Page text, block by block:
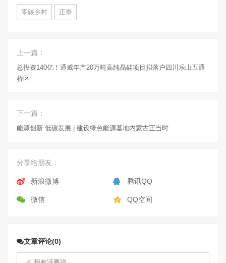
零碳乡村 正泰
上一篇：
总投资140亿！通威年产20万吨高纯晶硅项目拟落户四川乐山五通
桥区
下一篇：
能源创新 低碳发展 | 建设绿色能源基地内蒙古正当时
分享给朋友：
新浪微博 腾讯QQ
微信 QQ空间
文章评论(0)